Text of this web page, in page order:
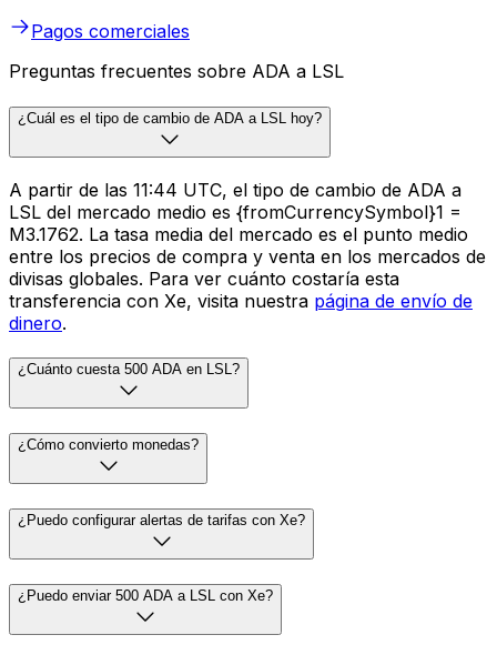
Pagos comerciales
Preguntas frecuentes sobre ADA a LSL
¿Cuál es el tipo de cambio de ADA a LSL hoy?
A partir de las 11:44 UTC, el tipo de cambio de ADA a
LSL del mercado medio es {fromCurrencySymbol}1 =
M3.1762. La tasa media del mercado es el punto medio
entre los precios de compra y venta en los mercados de
divisas globales. Para ver cuánto costaría esta
transferencia con Xe, visita nuestra página de envío de
dinero.
¿Cuánto cuesta 500 ADA en LSL?
¿Cómo convierto monedas?
¿Puedo configurar alertas de tarifas con Xe?
¿Puedo enviar 500 ADA a LSL con Xe?